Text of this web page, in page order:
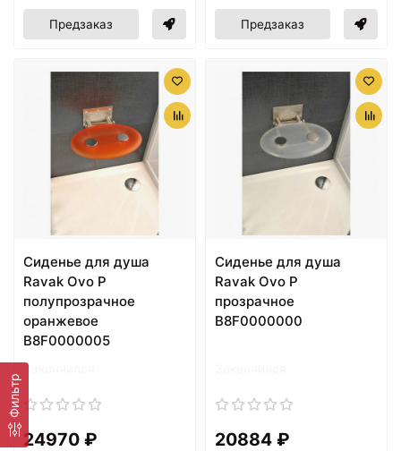
Фильтр
Предзаказ Предзаказ
Cиденье для душа
Ravak Ovo P
полупрозрачное
оранжевое
B8F0000005
Закончился
24970 ₽
Cиденье для душа
Ravak Ovo P
прозрачное
B8F0000000
20884 ₽